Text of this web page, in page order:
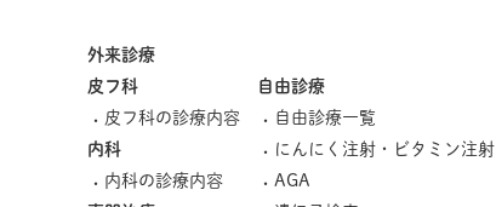
外来診療
皮フ科
皮フ科の診療内容
内科
内科の診療内容
自由診療
自由診療一覧
にんにく注射・ビタミン注射
AGA